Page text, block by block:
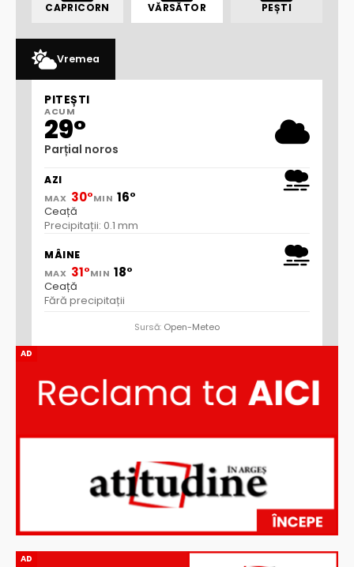
AD
AD
CAPRICORN VĂRSĂTOR PEȘTI
Vremea
PITEȘTI
ACUM
29°
Parțial noros
AZI
MAX 30°MIN 16°
Ceață
Precipitații: 0.1 mm
MÂINE
MAX 31°MIN 18°
Ceață
Fără precipitații
Sursă: Open-Meteo